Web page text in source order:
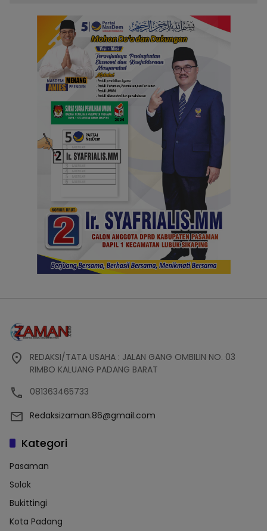
REDAKSI/TATA USAHA : JALAN GANG OMBILIN NO. 03
RIMBO KALUANG PADANG BARAT
081363465733
Redaksizaman.86@gmail.com
Kategori
Pasaman
Solok
Bukittingi
Kota Padang